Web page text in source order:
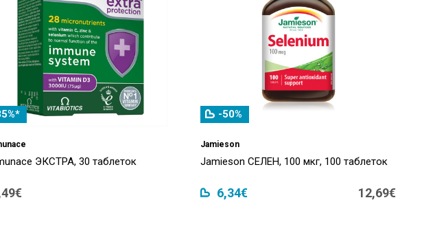
ЭКСТРА, 30 таблеток
-50%
Jamieson
Jamieson СЕЛЕН, 100 мкг, 100 таблеток
6,34€ 12,69€